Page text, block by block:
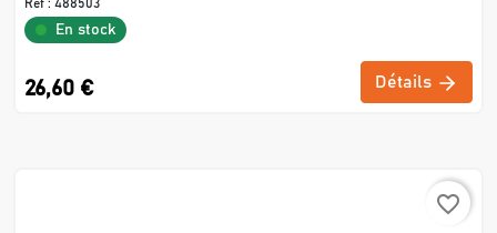
Réf : 488503
En stock
26,60 € Détails
favorite_border